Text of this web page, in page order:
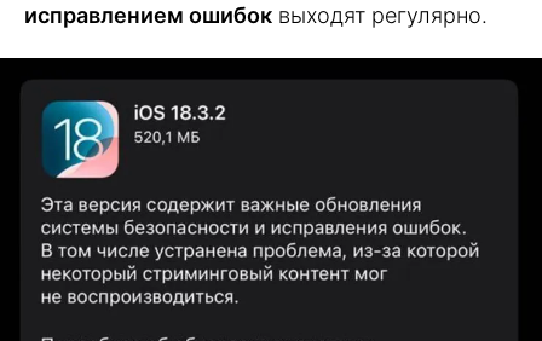
исправлением ошибок выходят регулярно.